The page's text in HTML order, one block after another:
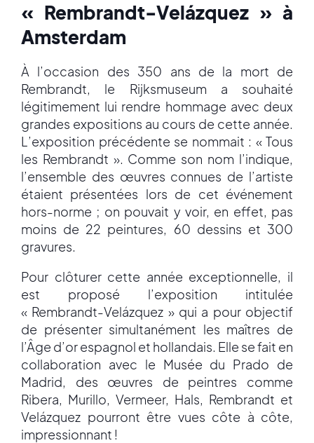
« Rembrandt-Velázquez » à
Amsterdam
À l’occasion des 350 ans de la mort de
Rembrandt, le Rijksmuseum a souhaité
légitimement lui rendre hommage avec deux
grandes expositions au cours de cette année.
L’exposition précédente se nommait : « Tous
les Rembrandt ». Comme son nom l’indique,
l’ensemble des œuvres connues de l’artiste
étaient présentées lors de cet événement
hors-norme ; on pouvait y voir, en effet, pas
moins de 22 peintures, 60 dessins et 300
gravures.
Pour clôturer cette année exceptionnelle, il
est proposé l’exposition intitulée
« Rembrandt-Velázquez » qui a pour objectif
de présenter simultanément les maîtres de
l’Âge d’or espagnol et hollandais. Elle se fait en
collaboration avec le Musée du Prado de
Madrid, des œuvres de peintres comme
Ribera, Murillo, Vermeer, Hals, Rembrandt et
Velázquez pourront être vues côte à côte,
impressionnant !